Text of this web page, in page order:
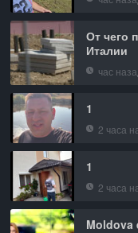
От чего
Италии
час
1
2 часа
1
2 часа
Moldova